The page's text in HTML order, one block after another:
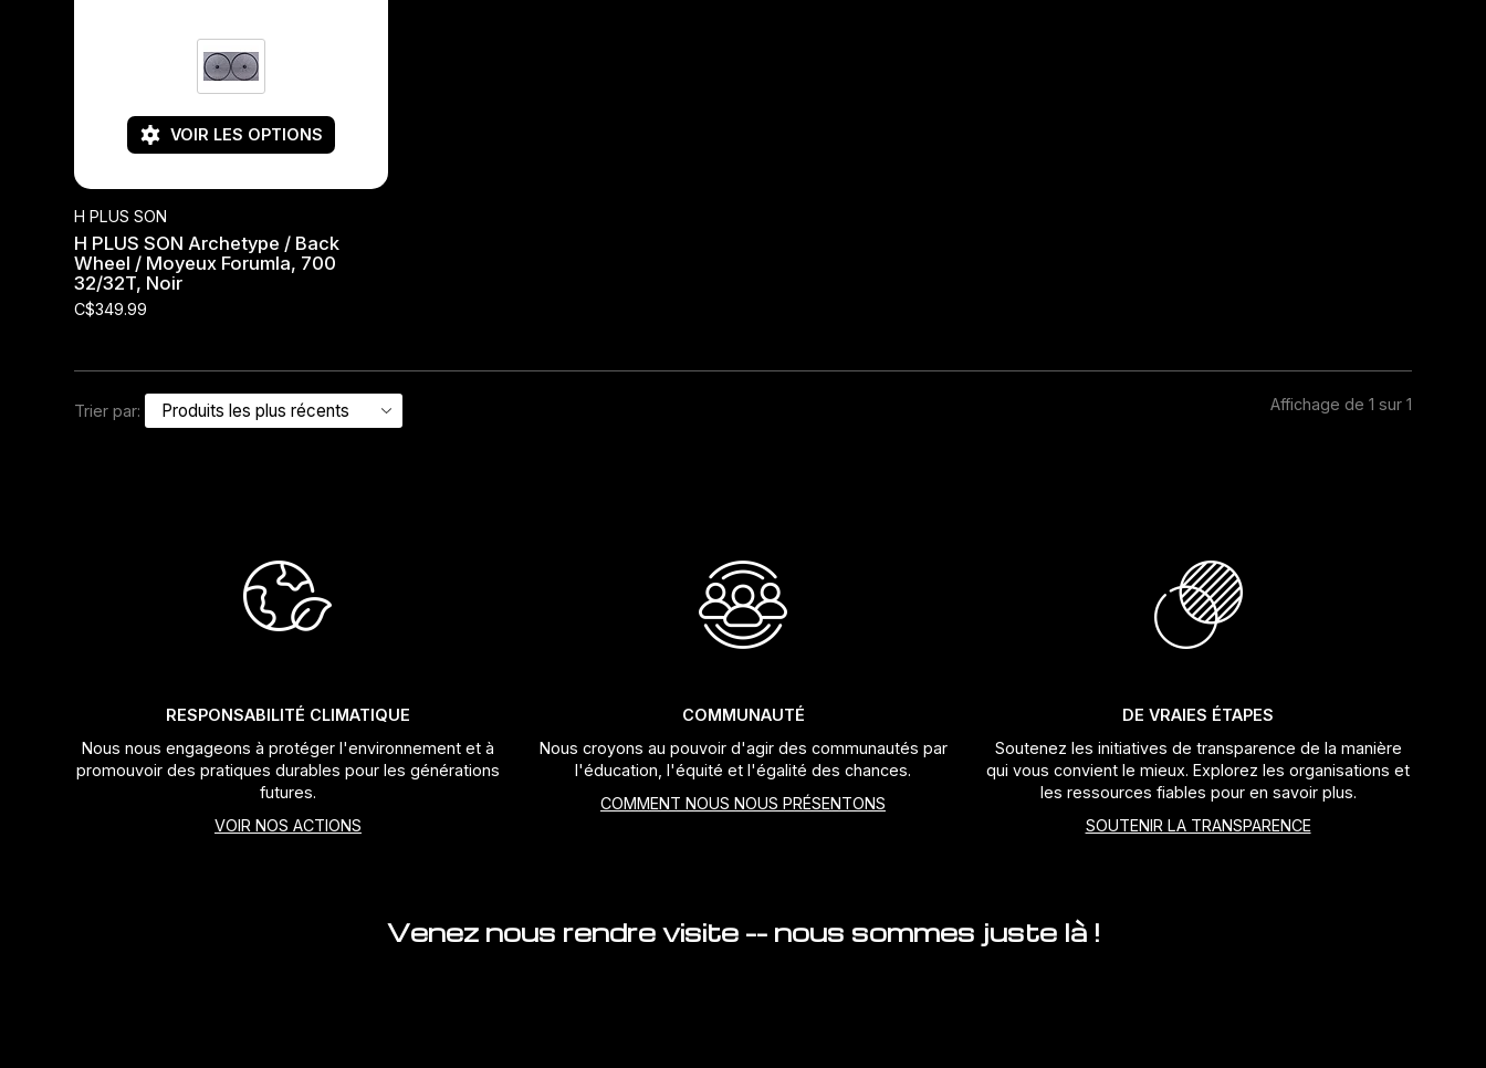
VOIR LES OPTIONS
H PLUS SON
H PLUS SON Archetype / Back
Wheel / Moyeux Forumla, 700
32/32T, Noir
C$349.99
Trier par: Affichage de 1 sur 1
RESPONSABILITÉ CLIMATIQUE
Nous nous engageons à protéger l'environnement et à
promouvoir des pratiques durables pour les générations
futures.
VOIR NOS ACTIONS
COMMUNAUTÉ
Nous croyons au pouvoir d'agir des communautés par
l'éducation, l'équité et l'égalité des chances.
COMMENT NOUS NOUS PRÉSENTONS
DE VRAIES ÉTAPES
Soutenez les initiatives de transparence de la manière
qui vous convient le mieux. Explorez les organisations et
les ressources fiables pour en savoir plus.
SOUTENIR LA TRANSPARENCE
Venez nous rendre visite -- nous sommes juste là !